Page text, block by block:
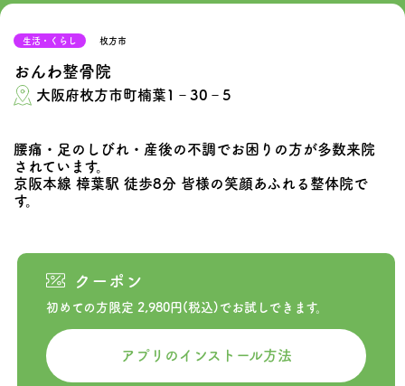
生活・くらし 枚方市
おんわ整骨院
大阪府枚方市町楠葉1‐30‐5
腰痛・足のしびれ・産後の不調でお困りの方が多数来院
されています。
京阪本線 樟葉駅 徒歩8分 皆様の笑顔あふれる整体院で
す。
クーポン
初めての方限定 2,980円(税込)でお試しできます。
アプリのインストール方法